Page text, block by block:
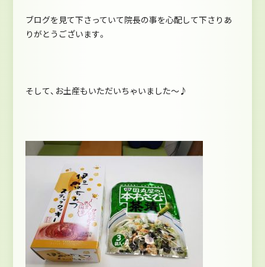
ブログを見て下さっていて院長の事を心配して下さりあ
りがとうございます。
そして、お土産もいただいちゃいました～♪